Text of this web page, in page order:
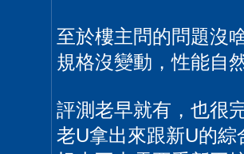
至於樓主問的問題沒
規格沒變動，性能自
評測老早就有，也很
老U拿出來跟新U的綜